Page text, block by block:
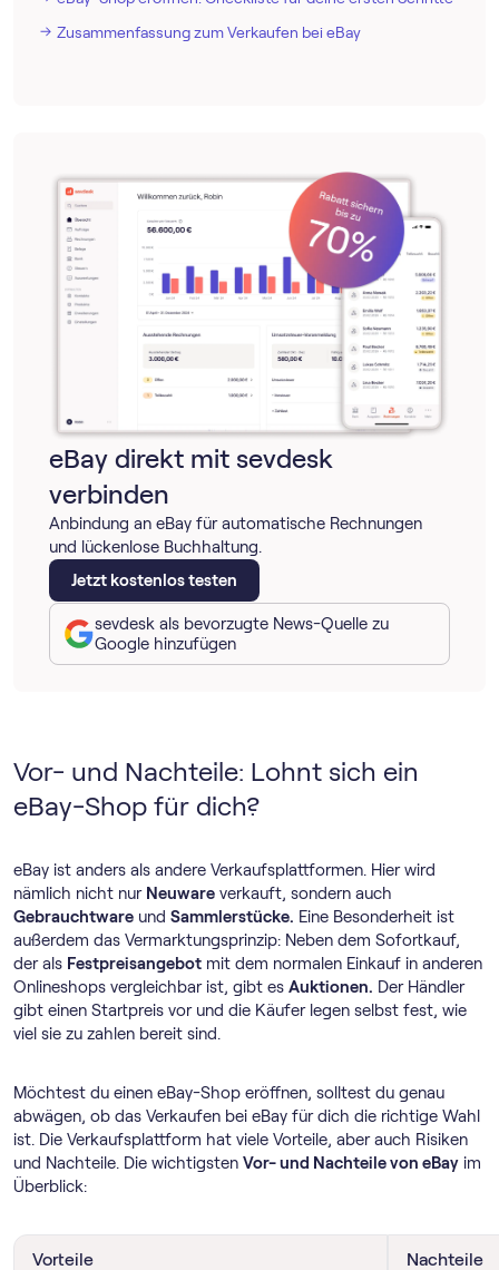
eBay direkt mit sevdesk
verbinden
Anbindung an eBay für automatische Rechnungen
und lückenlose Buchhaltung.
Jetzt kostenlos testen
sevdesk als bevorzugte News-Quelle zu
Google hinzufügen
Zusammenfassung zum Verkaufen bei eBay
Vor- und Nachteile: Lohnt sich ein
eBay-Shop für dich?
eBay ist anders als andere Verkaufsplattformen. Hier wird
nämlich nicht nur Neuware verkauft, sondern auch
Gebrauchtware und Sammlerstücke. Eine Besonderheit ist
außerdem das Vermarktungsprinzip: Neben dem Sofortkauf,
der als Festpreisangebot mit dem normalen Einkauf in anderen
Onlineshops vergleichbar ist, gibt es Auktionen. Der Händler
gibt einen Startpreis vor und die Käufer legen selbst fest, wie
viel sie zu zahlen bereit sind.
Möchtest du einen eBay-Shop eröffnen, solltest du genau
abwägen, ob das Verkaufen bei eBay für dich die richtige Wahl
ist. Die Verkaufsplattform hat viele Vorteile, aber auch Risiken
und Nachteile. Die wichtigsten Vor- und Nachteile von eBay im
Überblick:
Vorteile Nachteile